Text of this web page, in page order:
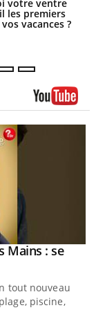
votre ventre
les premiers
vacances ?
Mains : se
tout nouveau
piscine,